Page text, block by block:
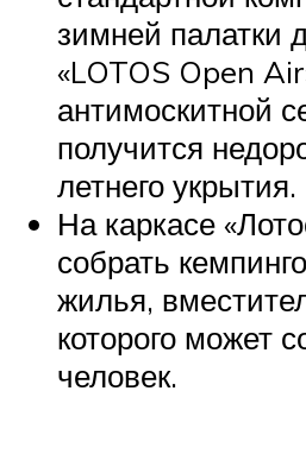
зимней палатки
«LOTOS Open
антимоскитной
получится
летнего укрытия.
На каркасе
собрать
жилья,
которого может
человек.